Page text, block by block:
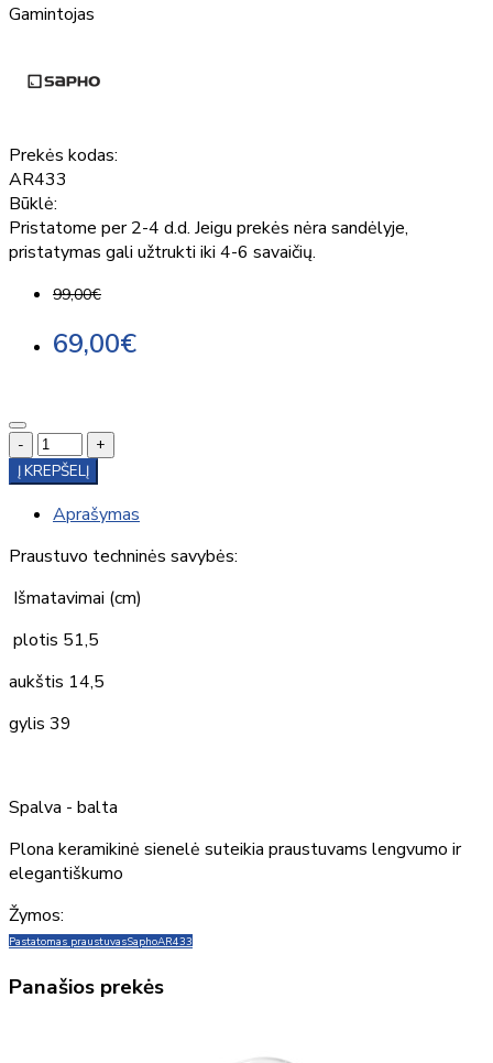
Gamintojas
Prekės kodas:
AR433
Būklė:
Pristatome per 2-4 d.d. Jeigu prekės nėra sandėlyje,
pristatymas gali užtrukti iki 4-6 savaičių.
99,00€
69,00€
-
+
Į KREPŠELĮ
Aprašymas
Praustuvo techninės savybės:
Išmatavimai (cm)
plotis 51,5
aukštis 14,5
gylis 39
Spalva - balta
Plona keramikinė sienelė suteikia praustuvams lengvumo ir
elegantiškumo
Žymos:
Pastatomas praustuvasSaphoAR433
Panašios prekės